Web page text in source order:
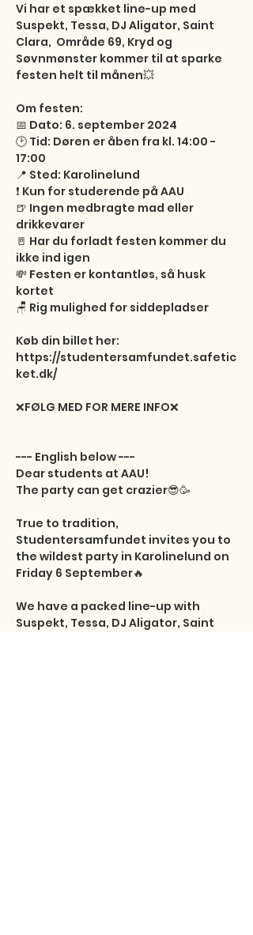
Vi har et spækket line-up med
Suspekt, Tessa, DJ Aligator, Saint
Clara,  Område 69, Kryd og
Søvnmønster kommer til at sparke
festen helt til månen💥
Om festen:
📅 Dato: 6. september 2024
🕑 Tid: Døren er åben fra kl. 14:00 -
17:00
📍 Sted: Karolinelund
❗️ Kun for studerende på AAU
🍺 Ingen medbragte mad eller
drikkevarer
🚪 Har du forladt festen kommer du
ikke ind igen
💸 Festen er kontantløs, så husk
kortet
🪑 Rig mulighed for siddepladser
Køb din billet her:
https://studentersamfundet.safetic
ket.dk/
❌FØLG MED FOR MERE INFO❌
--- English below ---
Dear students at AAU!
The party can get crazier😎🥳
True to tradition,
Studentersamfundet invites you to
the wildest party in Karolinelund on
Friday 6 September🔥
We have a packed line-up with
Suspekt, Tessa, DJ Aligator, Saint